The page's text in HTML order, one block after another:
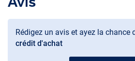
Rédigez un avis et ayez la chance
crédit d'achat